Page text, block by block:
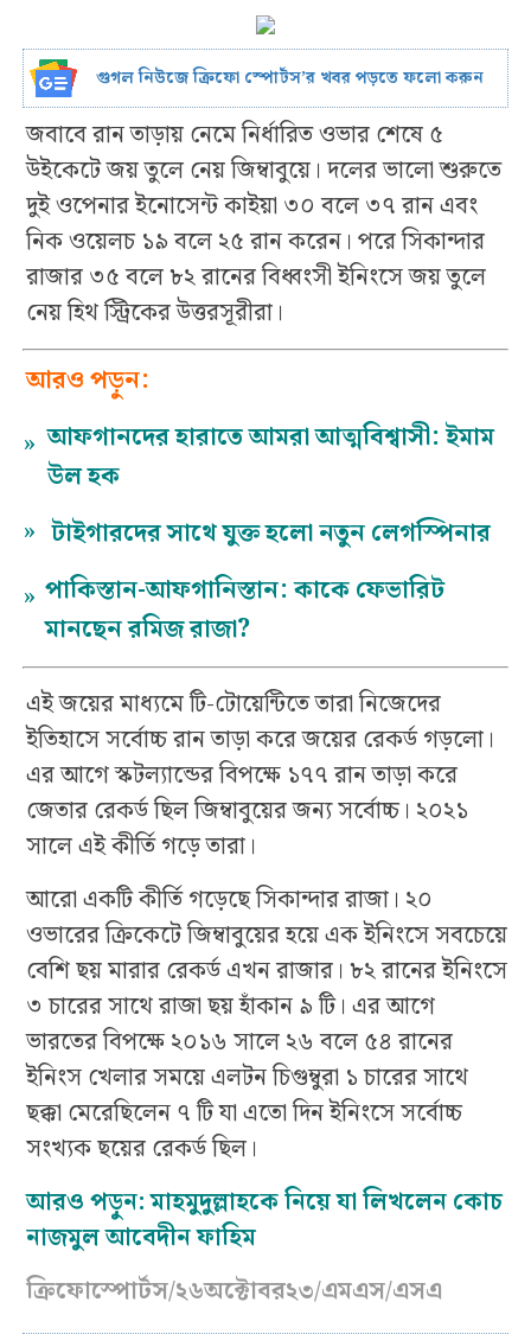
গুগল নিউজে ক্রিফো স্পোর্টস’র খবর পড়তে ফলো করুন
জবাবে রান তাড়ায় নেমে নির্ধারিত ওভার শেষে ৫
উইকেটে জয় তুলে নেয় জিম্বাবুয়ে। দলের ভালো শুরুতে
দুই ওপেনার ইনোসেন্ট কাইয়া ৩০ বলে ৩৭ রান এবং
নিক ওয়েলচ ১৯ বলে ২৫ রান করেন। পরে সিকান্দার
রাজার ৩৫ বলে ৮২ রানের বিধ্বংসী ইনিংসে জয় তুলে
নেয় হিথ স্ট্রিকের উত্তরসূরীরা।
আরও পড়ুন:
» আফগানদের হারাতে আমরা আত্মবিশ্বাসী: ইমাম
উল হক
» টাইগারদের সাথে যুক্ত হলো নতুন লেগস্পিনার
» পাকিস্তান-আফগানিস্তান: কাকে ফেভারিট
মানছেন রমিজ রাজা?
এই জয়ের মাধ্যমে টি-টোয়েন্টিতে তারা নিজেদের
ইতিহাসে সর্বোচ্চ রান তাড়া করে জয়ের রেকর্ড গড়লো।
এর আগে স্কটল্যান্ডের বিপক্ষে ১৭৭ রান তাড়া করে
জেতার রেকর্ড ছিল জিম্বাবুয়ের জন্য সর্বোচ্চ। ২০২১
সালে এই কীর্তি গড়ে তারা।
আরো একটি কীর্তি গড়েছে সিকান্দার রাজা। ২০
ওভারের ক্রিকেটে জিম্বাবুয়ের হয়ে এক ইনিংসে সবচেয়ে
বেশি ছয় মারার রেকর্ড এখন রাজার। ৮২ রানের ইনিংসে
৩ চারের সাথে রাজা ছয় হাঁকান ৯ টি। এর আগে
ভারতের বিপক্ষে ২০১৬ সালে ২৬ বলে ৫৪ রানের
ইনিংস খেলার সময়ে এলটন চিগুম্বুরা ১ চারের সাথে
ছক্কা মেরেছিলেন ৭ টি যা এতো দিন ইনিংসে সর্বোচ্চ
সংখ্যক ছয়ের রেকর্ড ছিল।
আরও পড়ুন:মাহমুদুল্লাহকে নিয়ে যা লিখলেন কোচ
নাজমুল আবেদীন ফাহিম
ক্রিফোস্পোর্টস/২৬অক্টোবর২৩/এমএস/এসএ